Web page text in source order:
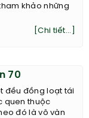
khảo những
[Chi tiết...]
70
đều đồng loạt tái
quen thuộc
đó là vô vàn